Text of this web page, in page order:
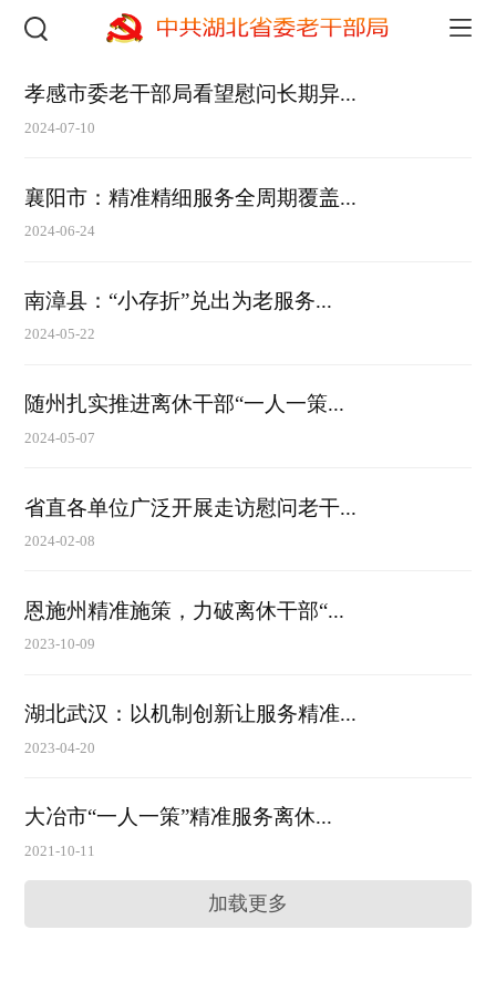
孝感市委老干部局看望慰问长期异...
2024-07-10
襄阳市：精准精细服务全周期覆盖...
2024-06-24
南漳县：“小存折”兑出为老服务...
2024-05-22
随州扎实推进离休干部“一人一策...
2024-05-07
省直各单位广泛开展走访慰问老干...
2024-02-08
恩施州精准施策，力破离休干部“...
2023-10-09
湖北武汉：以机制创新让服务精准...
2023-04-20
大冶市“一人一策”精准服务离休...
2021-10-11
加载更多